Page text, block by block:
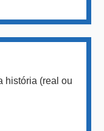
história (real ou